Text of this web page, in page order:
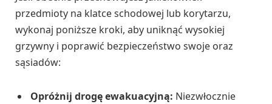
przedmioty na klatce schodowej lub korytarzu,
wykonaj poniższe kroki, aby uniknąć wysokiej
grzywny i poprawić bezpieczeństwo swoje oraz
sąsiadów:
Opróżnij drogę ewakuacyjną: Niezwłocznie